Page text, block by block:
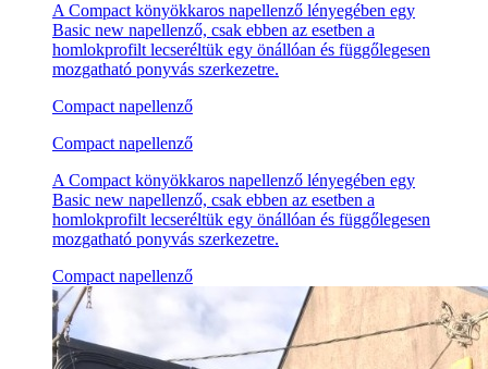
A Compact könyökkaros napellenző lényegében egy
Basic new napellenző, csak ebben az esetben a
homlokprofilt lecseréltük egy önállóan és függőlegesen
mozgatható ponyvás szerkezetre.
Compact napellenző
Compact napellenző
A Compact könyökkaros napellenző lényegében egy
Basic new napellenző, csak ebben az esetben a
homlokprofilt lecseréltük egy önállóan és függőlegesen
mozgatható ponyvás szerkezetre.
Compact napellenző